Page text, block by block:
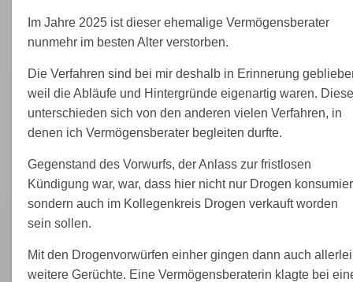
Im Jahre 2025 ist dieser ehemalige Vermögensberater
nunmehr im besten Alter verstorben.
Die Verfahren sind bei mir deshalb in Erinnerung
weil die Abläufe und Hintergründe eigenartig waren. Diese
unterschieden sich von den anderen vielen Verfahren, in
denen ich Vermögensberater begleiten durfte.
Gegenstand des Vorwurfs, der Anlass zur fristlosen
Kündigung war, war, dass hier nicht nur Drogen
sondern auch im Kollegenkreis Drogen verkauft worden
sein sollen.
Mit den Drogenvorwürfen einher gingen dann auch allerlei
weitere Gerüchte. Eine Vermögensberaterin klagte bei